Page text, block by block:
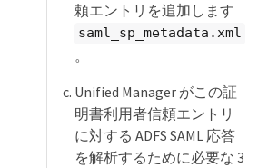
頼エントリを追加します
saml_sp_metadata.xml
。
Unified Manager がこの証
明書利用者信頼エントリ
に対する ADFS SAML 応答
を解析するために必要な 3